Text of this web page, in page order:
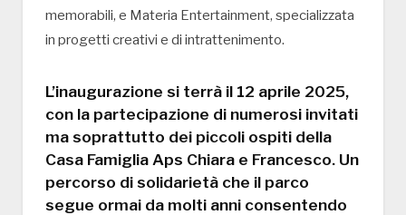
memorabili, e Materia Entertainment, specializzata
in progetti creativi e di intrattenimento.
L’inaugurazione si terrà il 12 aprile 2025,
con la partecipazione di numerosi invitati
ma soprattutto dei piccoli ospiti della
Casa Famiglia Aps Chiara e Francesco. Un
percorso di solidarietà che il parco
segue ormai da molti anni consentendo